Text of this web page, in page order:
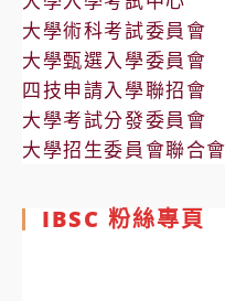
大學術科考試委員會
大學甄選入學委員會
四技申請入學聯招會
大學考試分發委員會
大學招生委員會聯合會
IBSC 粉絲專頁